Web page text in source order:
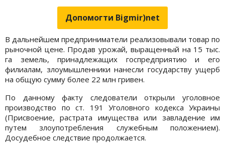
Допомогти Bigmir)net
В дальнейшем предприниматели реализовывали товар по
рыночной цене. Продав урожай, выращенный на 15 тыс.
га земель, принадлежащих госпредприятию и его
филиалам, злоумышленники нанесли государству ущерб
на общую сумму более 22 млн гривен.
По данному факту следователи открыли уголовное
производство по ст. 191 Уголовного кодекса Украины
(Присвоение, растрата имущества или завладение им
путем злоупотребления служебным положением).
Досудебное следствие продолжается.